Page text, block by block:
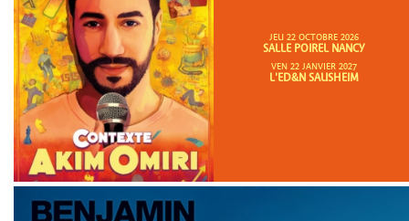
JEU 22 OCTOBRE 2026
SALLE POIREL NANCY
VEN 22 JANVIER 2027
L'ED&N SAUSHEIM